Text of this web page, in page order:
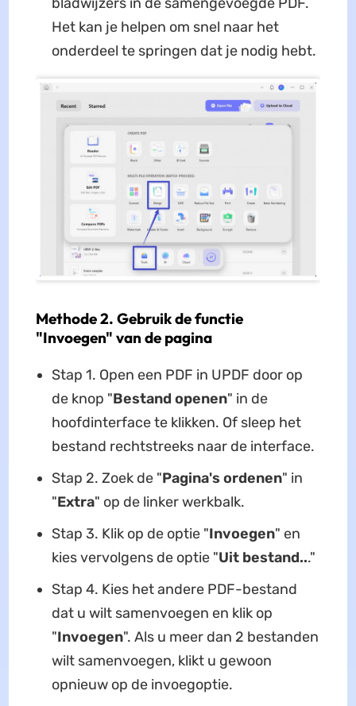
bladwijzers in de samengevoegde PDF.
Het kan je helpen om snel naar het
onderdeel te springen dat je nodig hebt.
Methode 2. Gebruik de functie
"Invoegen" van de pagina
Stap 1. Open een PDF in UPDF door op
de knop "Bestand openen" in de
hoofdinterface te klikken. Of sleep het
bestand rechtstreeks naar de interface.
Stap 2. Zoek de "Pagina's ordenen" in
"Extra" op de linker werkbalk.
Stap 3. Klik op de optie "Invoegen" en
kies vervolgens de optie "Uit bestand..."
Stap 4. Kies het andere PDF-bestand
dat u wilt samenvoegen en klik op
"Invoegen". Als u meer dan 2 bestanden
wilt samenvoegen, klikt u gewoon
opnieuw op de invoegoptie.